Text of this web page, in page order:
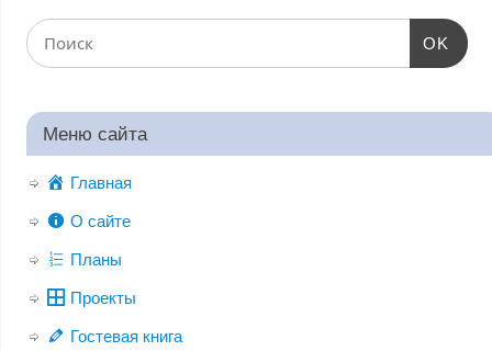
OK
Меню сайта
Главная
О сайте
Планы
Проекты
Гостевая книга